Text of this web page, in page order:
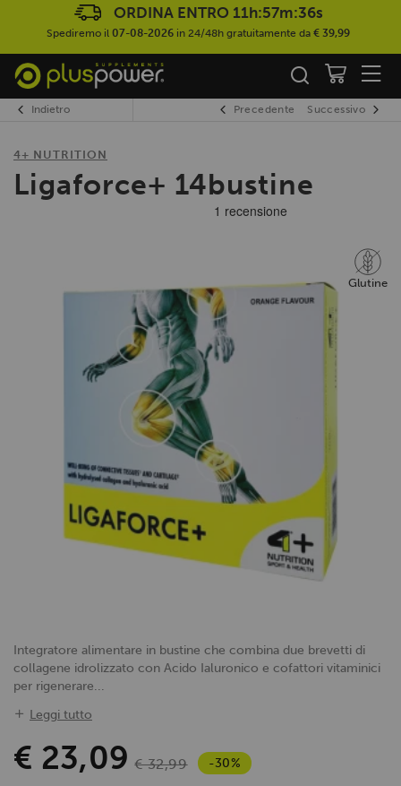
ORDINA ENTRO 11h:57m:36s
Spediremo il 07-08-2026 in 24/48h gratuitamente da € 39,99
Indietro Precedente Successivo
4+ NUTRITION
Ligaforce+ 14bustine
Glutine
Integratore alimentare in bustine che combina due brevetti di
collagene idrolizzato con Acido Ialuronico e cofattori vitaminici
per rigenerare...
Leggi tutto
€ 23,09 € 32,99 -30%